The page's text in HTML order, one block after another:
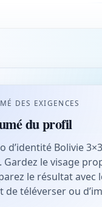
DES EXIGENCES
du profil
d’identité Bolivie
Gardez le visage
le résultat avec
de téléverser ou